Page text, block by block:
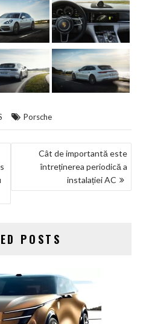
Porsche
Cât de importantă este
întreținerea periodică a
instalației AC
POSTS